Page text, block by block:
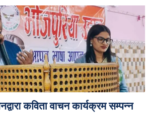
कविता वाचन कार्यक्रम सम्पन्न